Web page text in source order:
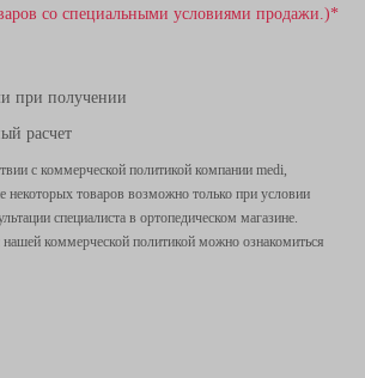
со специальными условиями продажи.)*
при получении
расчет
с коммерческой политикой компании medi,
некоторых товаров возможно только при условии
специалиста в ортопедическом магазине.
коммерческой политикой можно ознакомиться